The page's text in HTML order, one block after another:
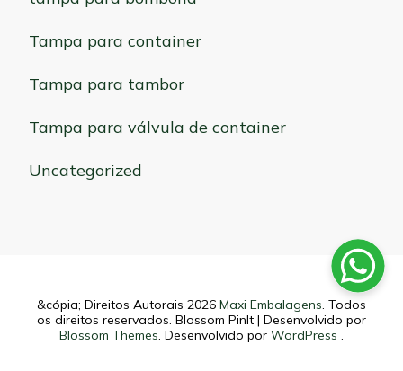
Tampa para container
Tampa para tambor
Tampa para válvula de container
Uncategorized
&cópia; Direitos Autorais 2026 Maxi Embalagens. Todos
os direitos reservados. Blossom PinIt | Desenvolvido por
Blossom Themes. Desenvolvido por WordPress .